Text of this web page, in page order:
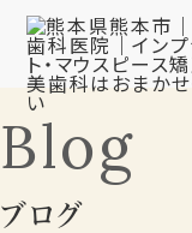
Blog
ブログ